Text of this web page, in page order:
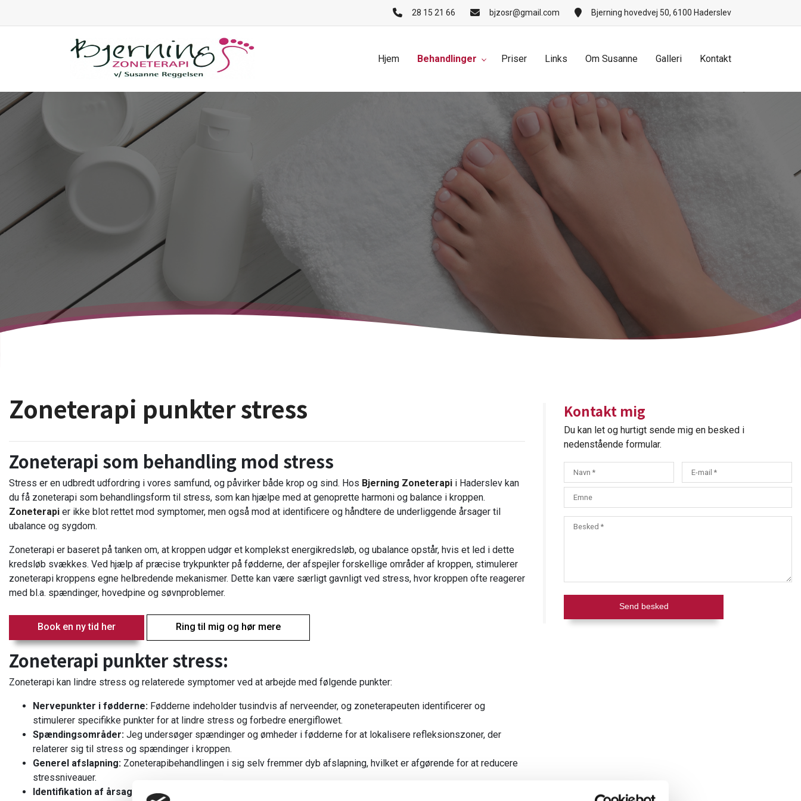
28 15 21 66 bjzosr@gmail.com Bjerning hovedvej 50, 6100 Haderslev
Hjem Behandlinger Priser Links Om Susanne Galleri Kontakt
Zoneterapi punkter stress
Zoneterapi som behandling mod stress
Stress er en udbredt udfordring i vores samfund, og påvirker både krop og sind. Hos Bjerning Zoneterapi i Haderslev kan
du få zoneterapi som behandlingsform til stress, som kan hjælpe med at genoprette harmoni og balance i kroppen.
Zoneterapi er ikke blot rettet mod symptomer, men også mod at identificere og håndtere de underliggende årsager til
ubalance og sygdom.
Zoneterapi er baseret på tanken om, at kroppen udgør et komplekst energikredsløb, og ubalance opstår, hvis et led i dette
kredsløb svækkes. Ved hjælp af præcise trykpunkter på fødderne, der afspejler forskellige områder af kroppen, stimulerer
zoneterapi kroppens egne helbredende mekanismer. Dette kan være særligt gavnligt ved stress, hvor kroppen ofte reagerer
med bl.a. spændinger, hovedpine og søvnproblemer.
Book en ny tid her Ring til mig og hør mere
Zoneterapi punkter stress:
Zoneterapi kan lindre stress og relaterede symptomer ved at arbejde med følgende punkter:
Nervepunkter i fødderne: Fødderne indeholder tusindvis af nerveender, og zoneterapeuten identificerer og
stimulerer specifikke punkter for at lindre stress og forbedre energiflowet.
Spændingsområder: Jeg undersøger spændinger og ømheder i fødderne for at lokalisere refleksionszoner, der
relaterer sig til stress og spændinger i kroppen.
Generel afslapning: Zoneterapibehandlingen i sig selv fremmer dyb afslapning, hvilket er afgørende for at reducere
stressniveauer.
Identifikation af årsager:
Behandlingen fokuserer ikke kun på at lindre symptomer, men også på at identificere og
Kontakt mig
Du kan let og hurtigt sende mig en besked i
nedenstående formular.